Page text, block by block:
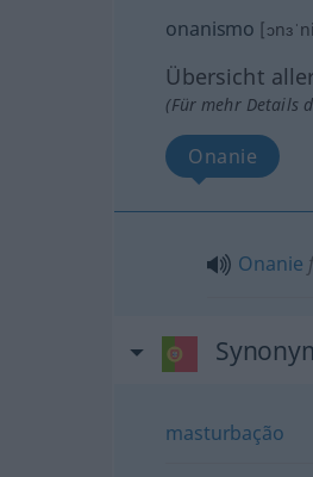
onanismo
Übersicht
(Für mehr Details
Onanie
Onanie f
masturbação